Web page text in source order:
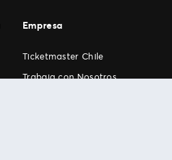
Empresa
Ticketmaster Chile
Trabaja con Nosotros